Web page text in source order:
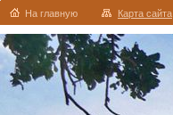
На главную Карта сайта